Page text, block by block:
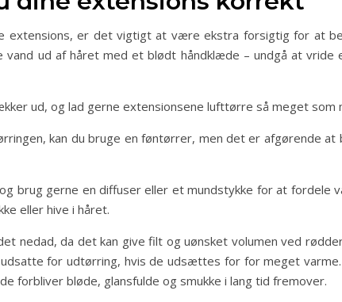
extensions, er det vigtigt at være ekstra forsigtig for at
ud af håret med et blødt håndklæde – undgå at
ud, og lad gerne extensionsene lufttørre så meget som
kan du bruge en føntørrer, men det er afgørende
brug gerne en diffuser eller et mundstykke for at fordele
eller hive i håret.
nedad, da det kan give filt og uønsket volumen ved
for udtørring, hvis de udsættes for for meget
forbliver bløde, glansfulde og smukke i lang tid fremover.